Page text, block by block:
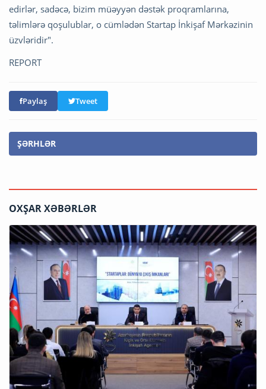
edirlər, sadəcə, bizim müəyyən dəstək proqramlarına,
təlimlərə qoşulublar, o cümlədən Startap İnkişaf Mərkəzinin
üzvləridir".
REPORT
Paylaş Tweet
ŞƏRHLƏR
OXŞAR XƏBƏRLƏR